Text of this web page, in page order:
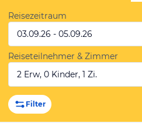
Reisezeitraum
03.09.26 - 05.09.26
Reiseteilnehmer & Zimmer
2 Erw, 0 Kinder, 1 Zi.
Filter